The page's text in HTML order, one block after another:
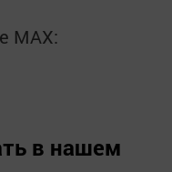
MАХ:
в нашем